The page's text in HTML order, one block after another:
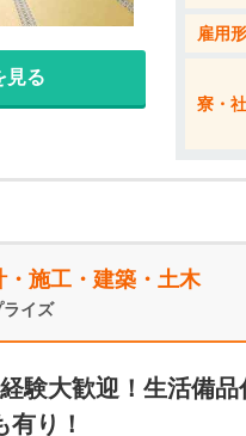
見る
雇用
寮・
施工・建築・土木
イズ
経験大歓迎！生活備
り！